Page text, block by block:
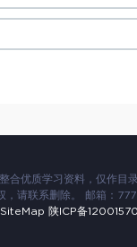
合优质学习资料，仅作目
，请联系删除。 邮箱：
SiteMap 陕ICP备